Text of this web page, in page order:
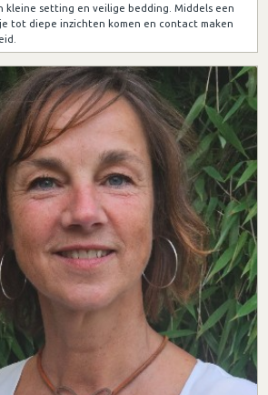
kleine setting en veilige bedding. Middels een
tot diepe inzichten komen en contact maken